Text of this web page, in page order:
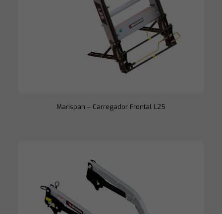
Marispan – Carregador Frontal L25
melhorar a
funcionalidade
e a estrutura
do site, com
base em como
o site é usado.
Experiência
melhor possível
durante a sua
Marketing
Ao compartilhar
seus interesses